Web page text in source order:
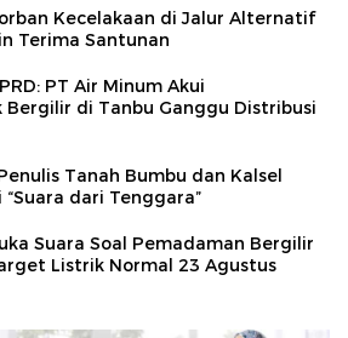
Kecelakaan di Jalur Alternatif
Terima Santunan
PT Air Minum Akui
Bergilir di Tanbu Ganggu Distribusi
Tanah Bumbu dan Kalsel
dari Tenggara”
Suara Soal Pemadaman Bergilir
Listrik Normal 23 Agustus